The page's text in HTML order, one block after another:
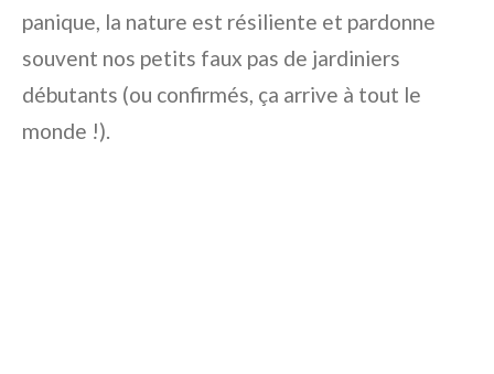
panique, la nature est résiliente et pardonne
souvent nos petits faux pas de jardiniers
débutants (ou confirmés, ça arrive à tout le
monde !).